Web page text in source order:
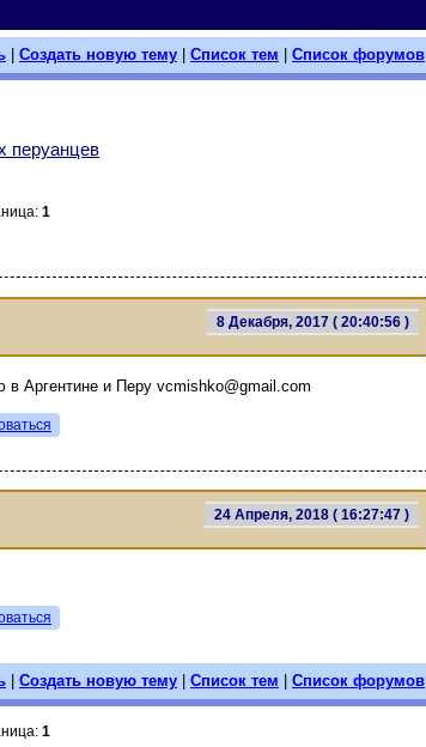
Создать новую тему Список тем Список форумов
перуанцев
1
8 Декабря, 2017 ( 20:40:56 )
в Аргентине и Перу vcmishko@gmail.com
24 Апреля, 2018 ( 16:27:47 )
Создать новую тему Список тем Список форумов
1